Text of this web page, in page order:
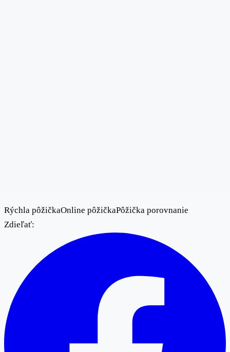
Rýchla pôžičkaOnline pôžičkaPôžička porovnanie
Zdieľať: